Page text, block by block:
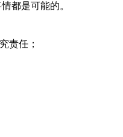
都是可能的。
责任；